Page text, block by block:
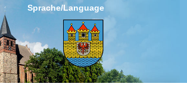
Sprache/Language